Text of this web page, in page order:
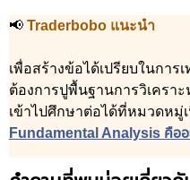
📢 Traderbobo แนะนำ
เพื่อสร้างข้อได้เปรียบในการ
ต้องการปูพื้นฐานการวิเครา
เข้าไปศึกษาต่อได้ที่หมวดหมู่
Fundamental Analysis คืออ